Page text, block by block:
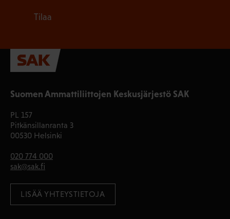
Suomen Ammattiliittojen Keskusjärjestö SAK
PL 157
Pitkänsillanranta 3
00530 Helsinki
020 774 000
sak@sak.fi
LISÄÄ YHTEYSTIETOJA
Tilaa